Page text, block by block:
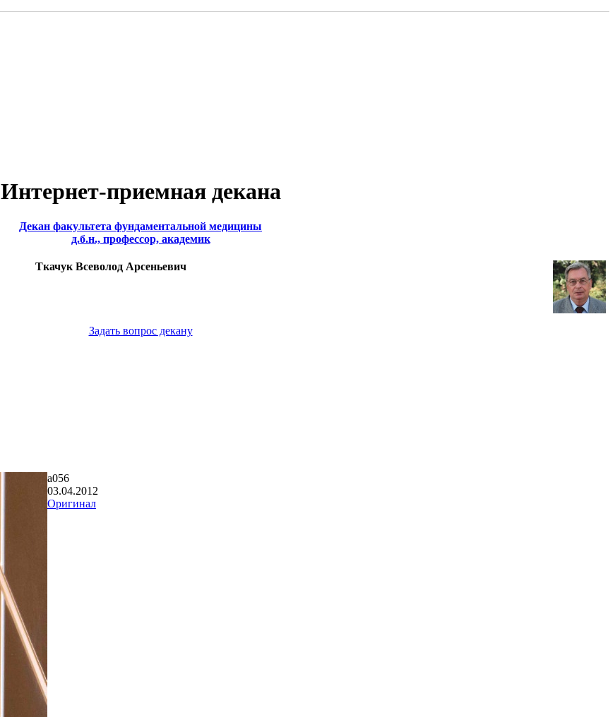
Интернет-приемная декана
Декан факультета фундаментальной медицины
д.б.н., профессор, академик
Ткачук Всеволод Арсеньевич
Задать вопрос декану
a056
03.04.2012
Оригинал